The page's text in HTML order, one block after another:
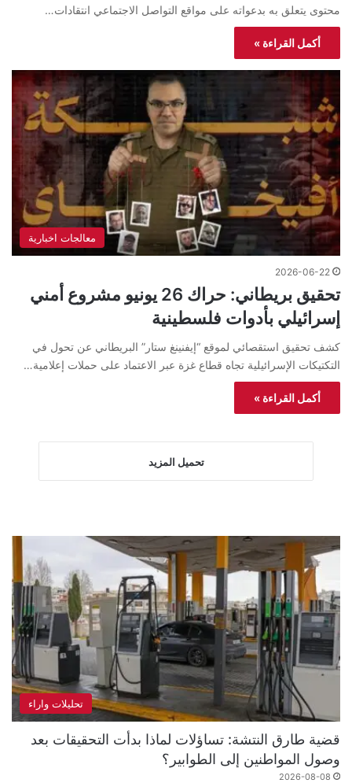
محتوى يتعلق به بدعواته على مواقع التواصل الاجتماعي انتقادات…
أكمل القراءة »
معالجات اخبارية
2026-06-22
تحقيق بريطاني: حراك 26 يونيو مشروع أمني
إسرائيلي بأدوات فلسطينية
كشف تحقيق استقصائي لموقع “إيفنينغ ستار” البريطاني عن تحول في
التكتيكات الإسرائيلية تجاه قطاع غزة عبر الاعتماد على حملات إعلامية…
أكمل القراءة »
تحميل المزيد
تحليلات واراء
قضية طارق النتشة: تساؤلات لماذا بدأت التحقيقات بعد
وصول المواطنين إلى الطوابير؟
2026-08-08